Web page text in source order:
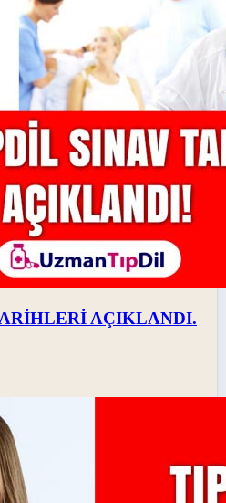
AÇIKLANDI.